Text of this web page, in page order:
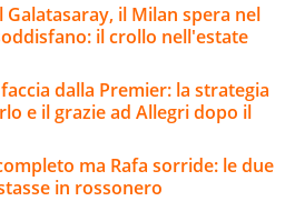
il Milan spera nel
il crollo nell'estate
dalla Premier: la strategia
e il grazie ad Allegri dopo il
ma Rafa sorride: le due
in rossonero